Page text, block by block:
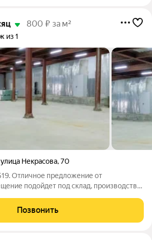
800 ₽ за м²
из 1
улица Некрасова,70
Отличное предложение от
подойдет под склад, производство,
направления. Высота потолков 4,5м.
бетон
Позвонить